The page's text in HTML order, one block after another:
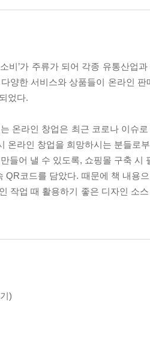
소비’가 주류가 되어 각종 유통산
양한 서비스와 상품들이 온라인
었다.
온라인 창업은 최근 코로나 이슈
온라인 창업을 희망하시는 분들로
들어 낼 수 있도록, 쇼핑몰 구축
QR코드를 담았다. 때문에 책 내용
작업 때 활용하기 좋은 디자인 소
)